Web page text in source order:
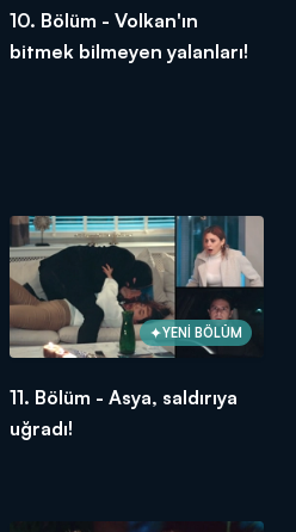
10. Bölüm - Volkan'ın
bitmek bilmeyen yalanları!
YENİ BÖLÜM
11. Bölüm - Asya, saldırıya
uğradı!